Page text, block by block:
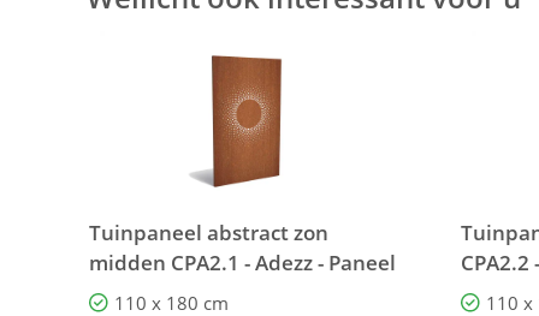
Tuinpaneel abstract zon
midden CPA2.1 - Adezz - Paneel
Abstract CPA2.1
110 x 180 cm
CPA2.2
110 x